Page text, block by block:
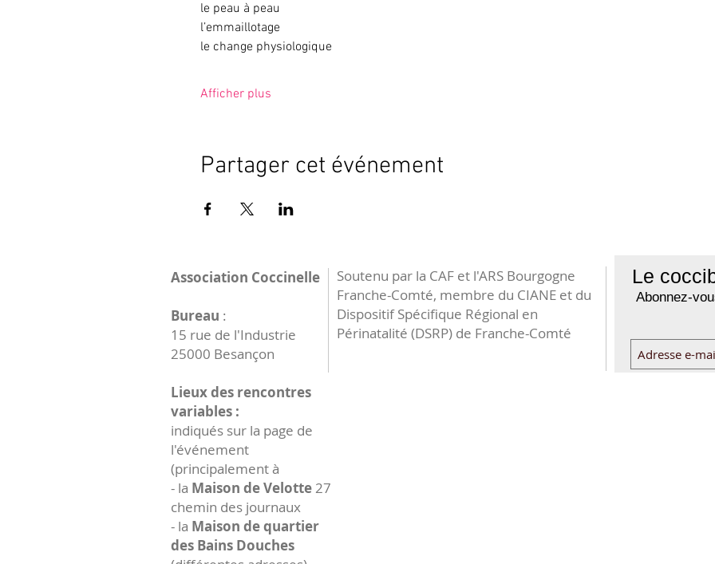
le peau à peau
l’emmaillotage
le change physiologique
Afficher plus
Partager cet événement
Le
Abonnez-
Association Coccinelle
Bureau :
15 rue de l'Industrie
25000 Besançon
Lieux des rencontres
variables :
indiqués sur la page de
l'événement
(principalement à
- la Maison de Velotte27
chemin des journaux
- la Maison de quartier
des Bains Douches
Soutenu par la CAF et l'ARS Bourgogne
Franche-Comté, membre du CIANE et du
Dispositif Spécifique Régional en
Périnatalité (DSRP) de Franche-Comté